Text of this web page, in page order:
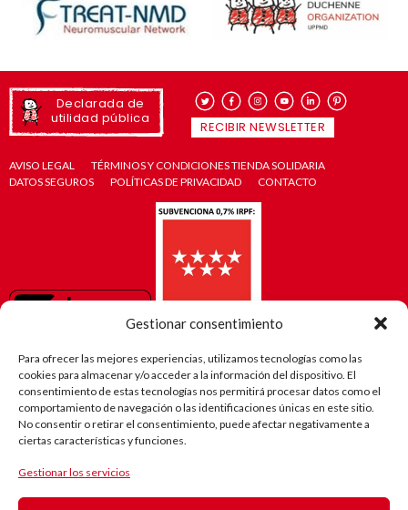
Gestionar consentimiento
Para ofrecer las mejores experiencias, utilizamos tecnologías como las
cookies para almacenar y/o acceder a la información del dispositivo. El
consentimiento de estas tecnologías nos permitirá procesar datos como el
comportamiento de navegación o las identificaciones únicas en este sitio.
No consentir o retirar el consentimiento, puede afectar negativamente a
ciertas características y funciones.
Gestionar los servicios
Declarada de
utilidad pública
RECIBIR NEWSLETTER
AVISO LEGAL
TÉRMINOS Y CONDICIONES TIENDA SOLIDARIA
DATOS SEGUROS
POLÍTICAS DE PRIVACIDAD CONTACTO
El camino